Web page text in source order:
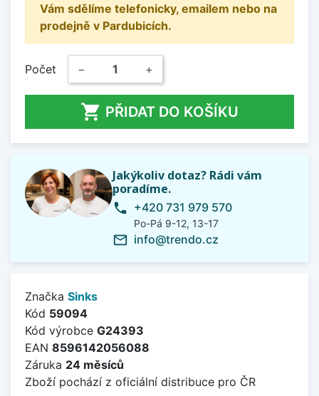
Vám sdělíme telefonicky, emailem nebo na
prodejně v Pardubicích.
Počet − +
 PŘIDAT DO KOŠÍKU
Jakýkoliv dotaz? Rádi vám
poradíme.
phone +420 731 979 570
Po-Pá 9-12, 13-17
mail_outline info@trendo.cz
Značka Sinks
Kód 59094
Kód výrobce G24393
EAN 8596142056088
Záruka 24 měsíců
Zboží pochází z oficiální distribuce pro ČR